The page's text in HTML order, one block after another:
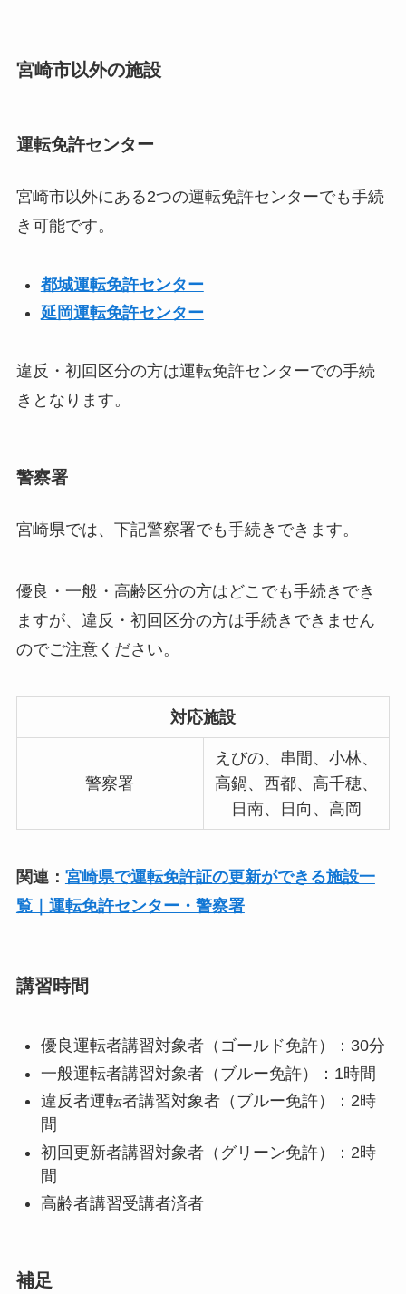
宮崎市以外の施設
運転免許センター
宮崎市以外にある2つの運転免許センターでも手続
き可能です。
都城運転免許センター
延岡運転免許センター
違反・初回区分の方は運転免許センターでの手続
きとなります。
警察署
宮崎県では、下記警察署でも手続きできます。
優良・一般・高齢区分の方はどこでも手続きでき
ますが、違反・初回区分の方は手続きできません
のでご注意ください。
対応施設
警察署
えびの、串間、小林、
高鍋、西都、高千穂、
日南、日向、高岡
関連： 宮崎県で運転免許証の更新ができる施設一
覧｜運転免許センター・警察署
講習時間
優良運転者講習対象者（ゴールド免許）：30分
一般運転者講習対象者（ブルー免許）：1時間
違反者運転者講習対象者（ブルー免許）：2時
間
初回更新者講習対象者（グリーン免許）：2時
間
高齢者講習受講者済者
補足